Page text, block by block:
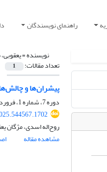
راهنمای نویسندگان
نویسنده =
تعداد مقالات: 1
پیشران‌ها و
دوره 7، شماره 1، فروردین 1405، صفحه
روح‌اله اسدی، مژگان
مشاهده مقاله